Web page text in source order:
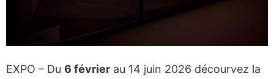
EXPO – Du 6 février au 14 juin 2026 décourvez la